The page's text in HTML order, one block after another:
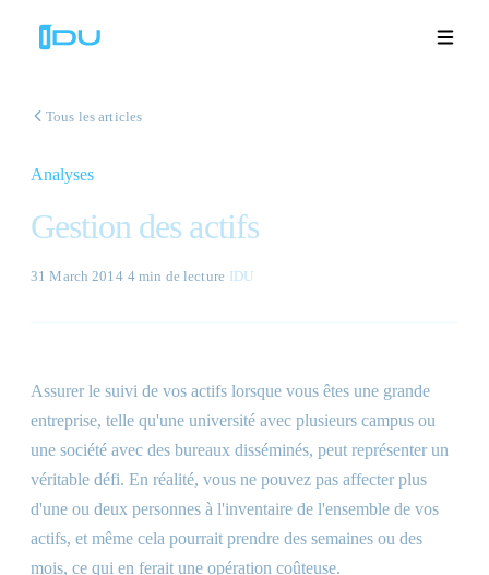
Solutions
Plateforme
🇫🇷 Démos
Tous les articles
Analyses
Gestion des actifs
31 March 2014· 4 min de lecture· IDU
Assurer le suivi de vos actifs lorsque vous êtes une grande
entreprise, telle qu'une université avec plusieurs campus ou
une société avec des bureaux disséminés, peut représenter un
véritable défi. En réalité, vous ne pouvez pas affecter plus
d'une ou deux personnes à l'inventaire de l'ensemble de vos
actifs, et même cela pourrait prendre des semaines ou des
mois, ce qui en ferait une opération coûteuse.